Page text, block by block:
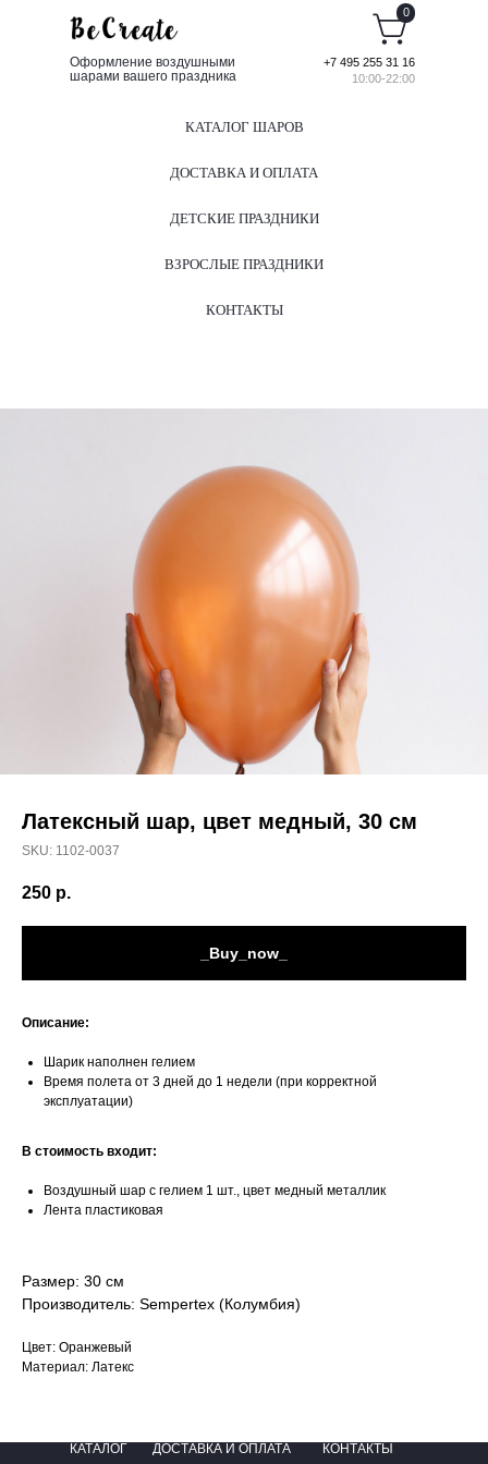
Оформление воздушными
шарами вашего праздника
+7 495 255 31 16
10:00-22:00
0
КАТАЛОГ ШАРОВ
ДОСТАВКА И ОПЛАТА
ДЕТСКИЕ ПРАЗДНИКИ
ВЗРОСЛЫЕ ПРАЗДНИКИ
КОНТАКТЫ
Латексный шар, цвет медный, 30 см
SKU: 1102-0037
250 р.
_Buy_now_
Описание:
Шарик наполнен гелием
Время полета от 3 дней до 1 недели (при корректной
эксплуатации)
В стоимость входит:
Воздушный шар с гелием 1 шт., цвет медный металлик
Лента пластиковая
Размер: 30 см
Производитель: Sempertex (Колумбия)
Цвет: Оранжевый
Материал: Латекс
КАТАЛОГ ДОСТАВКА И ОПЛАТА КОНТАКТЫ